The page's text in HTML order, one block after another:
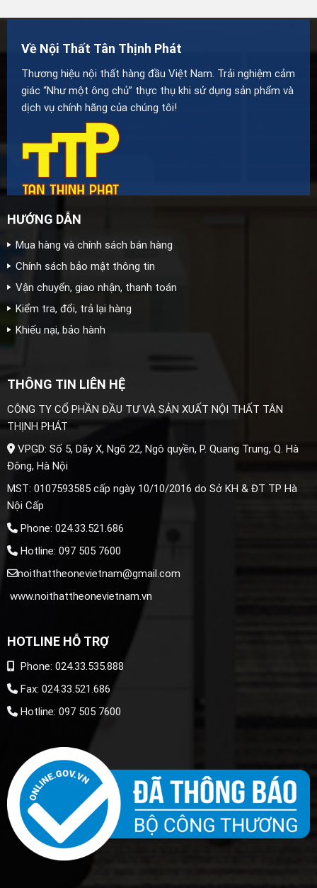
Về Nội Thất Tân Thịnh Phát
Thương hiệu nội thất hàng đầu Việt Nam. Trải nghiệm cảm
giác “Như một ông chủ” thực thụ khi sử dụng sản phẩm và
dịch vụ chính hãng của chúng tôi!
HƯỚNG DẪN
Mua hàng và chính sách bán hàng
Chính sách bảo mật thông tin
Vận chuyển, giao nhận, thanh toán
Kiểm tra, đổi, trả lại hàng
Khiếu nại, bảo hành
THÔNG TIN LIÊN HỆ
CÔNG TY CỔ PHẦN ĐẦU TƯ VÀ SẢN XUẤT NỘI THẤT TÂN
THỊNH PHÁT
VPGD: Số 5, Dãy X, Ngõ 22, Ngô quyền, P. Quang Trung, Q. Hà
Đông, Hà Nội
MST: 0107593585 cấp ngày 10/10/2016 do Sở KH & ĐT TP Hà
Nội Cấp
Phone: 024.33.521.686
Hotline: 097 505 7600
noithattheonevietnam@gmail.com
www.noithattheonevietnam.vn
HOTLINE HỖ TRỢ
Phone: 024.33.535.888
Fax: 024.33.521.686
Hotline: 097 505 7600